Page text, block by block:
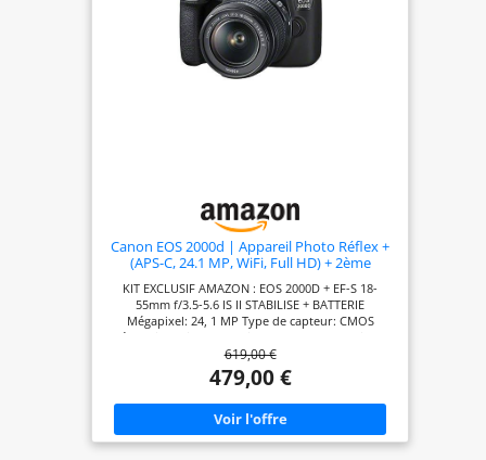
Canon EOS 2000d | Appareil Photo Réflex +
(APS-C, 24.1 MP, WiFi, Full HD) + 2ème
II stabilisé - Amazon Exclusive Noir
KIT EXCLUSIF AMAZON : EOS 2000D + EF-S 18-
55mm f/3.5-5.6 IS II STABILISE + BATTERIE
Mégapixel: 24, 1 MP Type de capteur: CMOS
Résolution d'image maximale: 6000 x 4000 pixels.
La sensibilité ISO (max): 12800. Longueur focale: 18
- 55 mm. Vitesse maximale d'obturation de la
caméra: 1/4000 s. Wifi. Type HD: Full HD Résolution
vidéo maximale: 1920 x 1080 pixels. Taille de
l'écran: 7, 62 cm (3"). Viseur d'appareil photo:
Optique. PictBridge. Poids: 475 g. Couleur du
produit: Noir
619,00 €
479,00 €